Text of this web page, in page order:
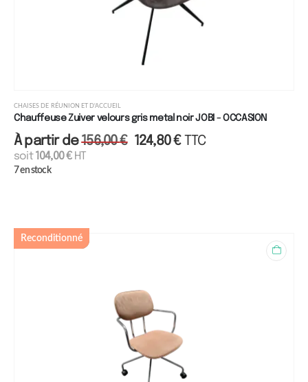
CHAISES DE RÉUNION ET D'ACCUEIL
Chauffeuse Zuiver velours gris metal noir JOBI - OCCASION
À partir de156,00€ 124,80€ TTC
soit104,00€HT
7 en stock
Reconditionné